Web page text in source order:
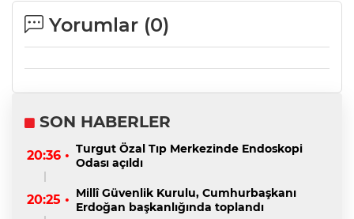
Yorumlar (0)
SON HABERLER
20:36 • Turgut Özal Tıp Merkezinde Endoskopi
Odası açıldı
20:25 • Millî Güvenlik Kurulu, Cumhurbaşkanı
Erdoğan başkanlığında toplandı